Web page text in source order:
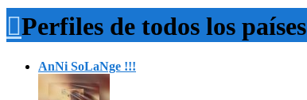
Perfiles de todos los países
AnNi SoLaNge !!!